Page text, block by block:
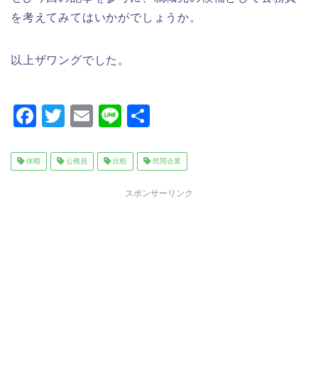
を考えてみてはいかがでしょうか。
以上ザワングでした。
F
c
T
tt
E
ai
Li
e
休暇 公務員 比較 民間企業
スポンサーリンク